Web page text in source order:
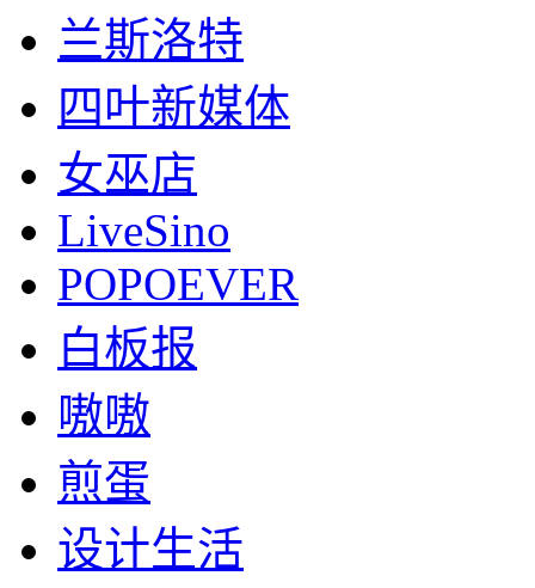
兰斯洛特
四叶新媒体
女巫店
LiveSino
POPOEVER
白板报
嗷嗷
煎蛋
设计生活